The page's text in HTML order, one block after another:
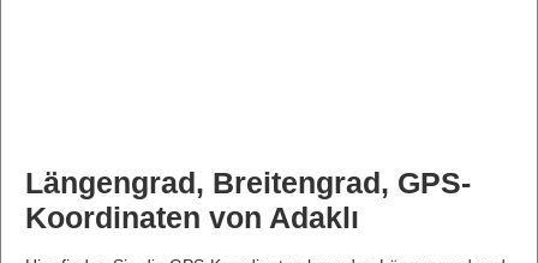
Längengrad, Breitengrad, GPS-
Koordinaten von Adaklı